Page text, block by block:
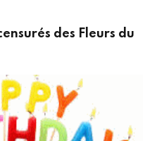
des Fleurs du